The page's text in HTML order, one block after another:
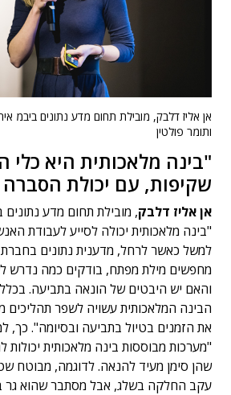
אן אליז דלבק, מובילת תחום מדע נתונים ביבמ
ותומר פולטין
"בינה מלאכותית היא כלי
שקיפות, עם יכולת
אן אליז דלבק, מובילת תחום מדע נתונים
"בינה מלאכותית יכולה לסייע לעבודת
למשל כאשר לרחל, מדענית נתונים
מחפשים מילת מפתח, בודקים כמה נדרש
והאם יש היבטים של הונאה בתביעה.
הבינה המלאכותית עשויה לשפר תהליכים
את הזמנים בטיול בתביעה ובסיומה". כך,
"מערכות מבוססות בינה מלאכותית יכולות
שהן סימן מעיד להנאה. לדוגמה, מבוטח
עקב החלקה בשלג, אבל מסתבר שהוא גר